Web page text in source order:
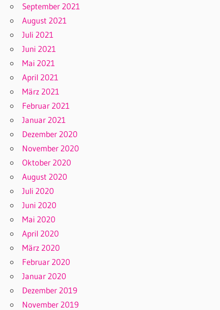
September 2021
August 2021
Juli 2021
Juni 2021
Mai 2021
April 2021
März 2021
Februar 2021
Januar 2021
Dezember 2020
November 2020
Oktober 2020
August 2020
Juli 2020
Juni 2020
Mai 2020
April 2020
März 2020
Februar 2020
Januar 2020
Dezember 2019
November 2019